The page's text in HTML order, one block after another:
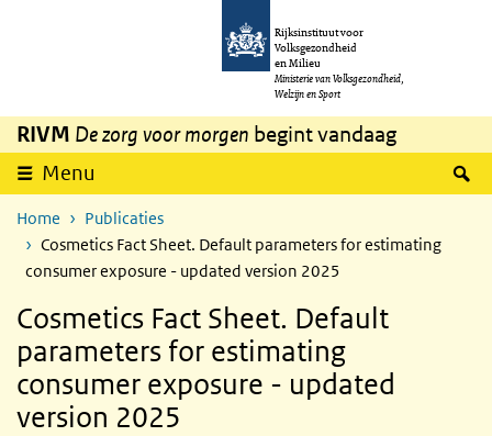
Overslaan en naar de inhoud gaan
Rijksinstituut voor
Volksgezondheid
en Milieu
Ministerie van Volksgezondheid,
Welzijn en Sport
RIVM De zorg voor morgen begint vandaag
Menu
Home
Publicaties
Cosmetics Fact Sheet. Default parameters for estimating
consumer exposure - updated version 2025
Cosmetics Fact Sheet. Default
parameters for estimating
consumer exposure - updated
version 2025